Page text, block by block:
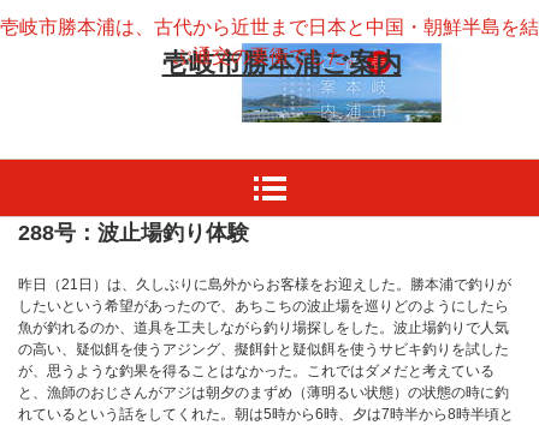
壱岐市勝本浦ご案内
壱岐市勝本浦は、古代から近世まで日本と中国・朝鮮半島を結
ぶ通交の要衝でした。
288号：波止場釣り体験
昨日（21日）は、久しぶりに島外からお客様をお迎えした。勝本浦で釣りが
したいという希望があったので、あちこちの波止場を巡りどのようにしたら
魚が釣れるのか、道具を工夫しながら釣り場探しをした。波止場釣りで人気
の高い、疑似餌を使うアジング、擬餌針と疑似餌を使うサビキ釣りを試した
が、思うような釣果を得ることはなかった。これではダメだと考えている
と、漁師のおじさんがアジは朝夕のまずめ（薄明るい状態）の状態の時に釣
れているという話をしてくれた。朝は5時から6時、夕は7時半から8時半頃と